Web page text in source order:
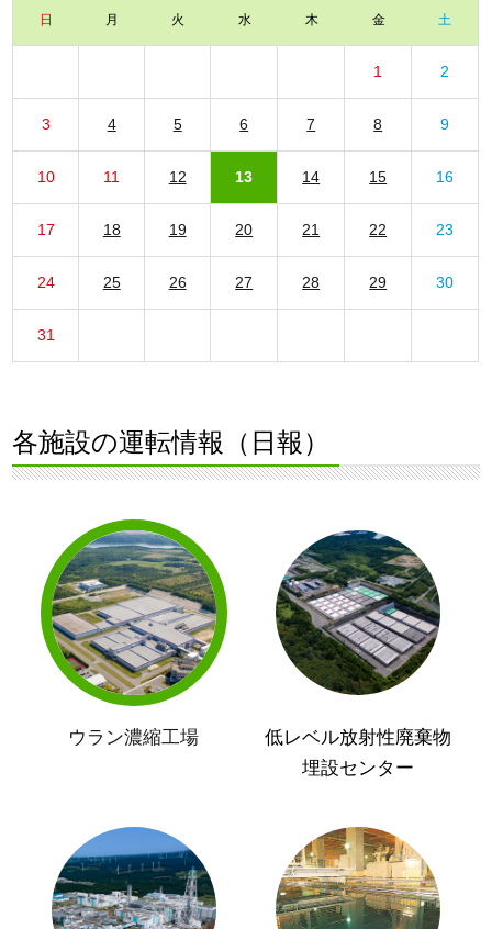
日 月 火 水 木 金 土
1 2
3 4 5 6 7 8 9
10 11 12 13 14 15 16
17 18 19 20 21 22 23
24 25 26 27 28 29 30
31
各施設の運転情報（日報）
ウラン濃縮工場
低レベル放射性廃棄物
埋設センター